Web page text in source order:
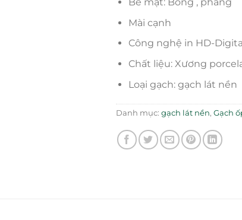
Mài cạnh
Công nghệ in HD-Digital
Chất liệu: Xương
Loại gạch: gạch lát nền
Danh mục: gạch lát nền, Gạch